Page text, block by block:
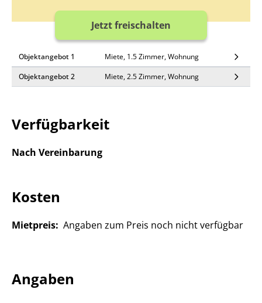
Jetzt freischalten
Objektangebot 1
Miete, 1.5 Zimmer, Wohnung
Objektangebot 2
Miete, 2.5 Zimmer, Wohnung
Verfügbarkeit
Nach Vereinbarung
Kosten
Mietpreis: Angaben zum Preis noch nicht verfügbar
Angaben